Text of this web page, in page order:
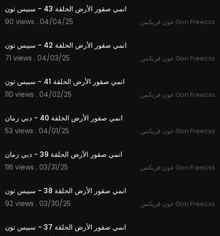
انمي صقور الأرض الحلقة 43 - سبيس تون
90 views . 04/04/25
غون فريكس Gon Freecss
انمي صقور الأرض الحلقة 42 - سبيس تون
71 views . 04/03/25
غون فريكس Gon Freecss
انمي صقور الأرض الحلقة 41 - سبيس تون
110 views . 04/02/25
غون فريكس Gon Freecss
انمي صقور الأرض الحلقة 40 - دبي زمان
53 views . 04/01/25
غون فريكس Gon Freecss
انمي صقور الأرض الحلقة 39 - دبي زمان
116 views . 03/31/25
غون فريكس Gon Freecss
انمي صقور الأرض الحلقة 38 - سبيس تون
92 views . 03/30/25
غون فريكس Gon Freecss
انمي صقور الأرض الحلقة 37 - سبيس تون